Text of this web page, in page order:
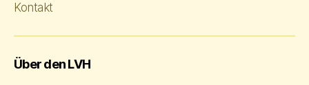
Kontakt
Über den LVH